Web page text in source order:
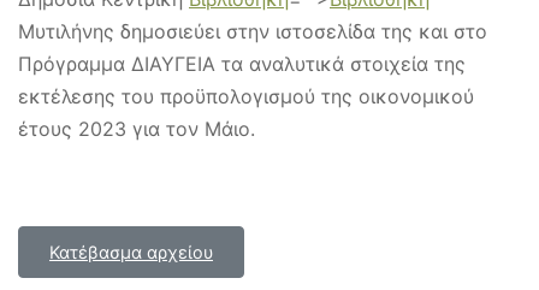
Μυτιλήνης δημοσιεύει στην ιστοσελίδα της και στο
Πρόγραμμα ΔΙΑΥΓΕΙΑ τα αναλυτικά στοιχεία της
εκτέλεσης του προϋπολογισμού της οικονομικού
έτους 2023 για τον Μάιο.
Κατέβασμα αρχείου